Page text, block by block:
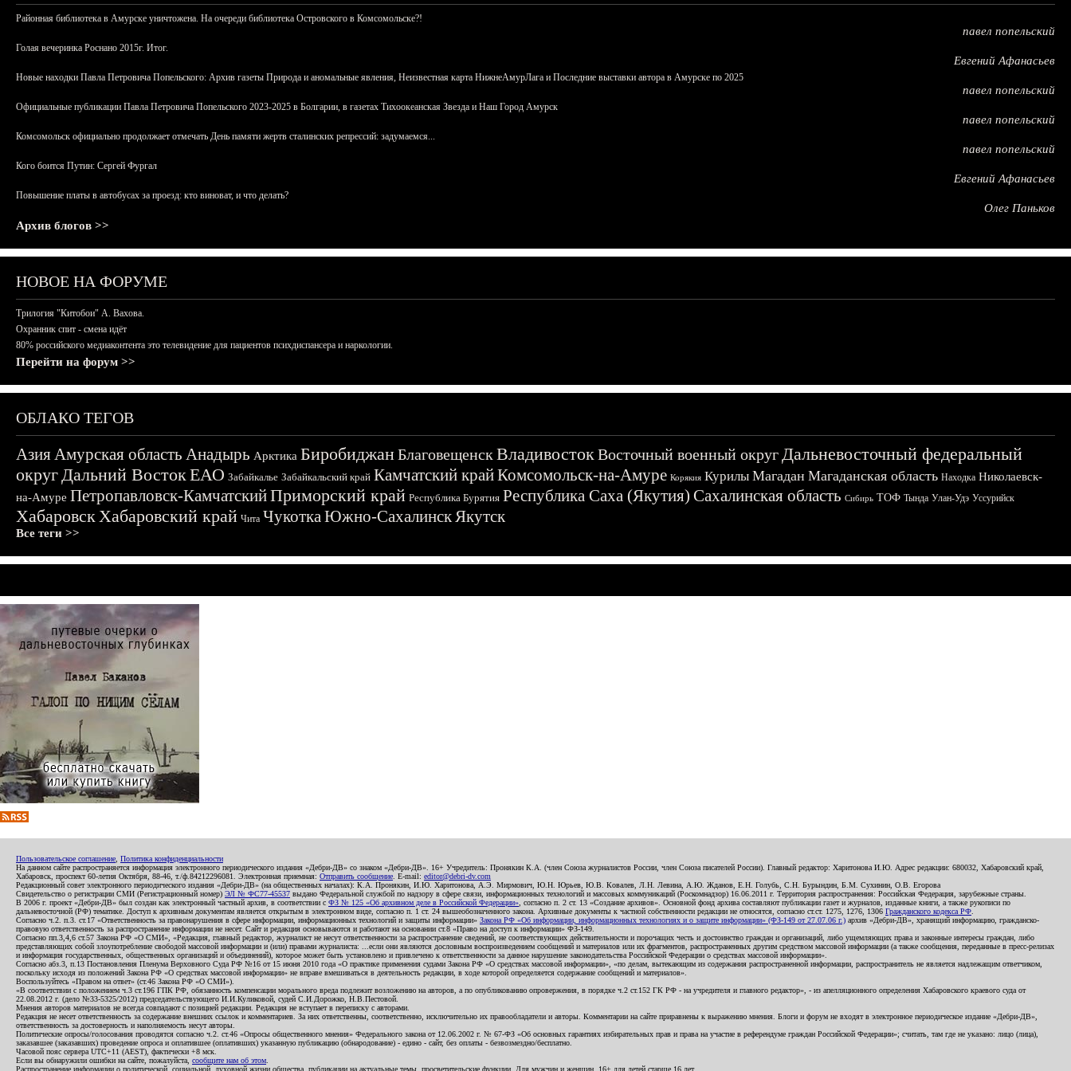
Районная библиотека в Амурске уничтожена. На очереди библиотека Островского в Комсомольске?!
павел попельский
Голая вечеринка Роснано 2015г. Итог.
Евгений Афанасьев
Новые находки Павла Петровича Попельского: Архив газеты Природа и аномальные явления, Неизвестная карта НижнеАмурЛага и Последние выставки автора в Амурске по 2025
павел попельский
Официальные публикации Павла Петровича Попельского 2023-2025 в Болгарии, в газетах Тихоокеанская Звезда и Наш Город Амурск
павел попельский
Комсомольск официально продолжает отмечать День памяти жертв сталинских репрессий: задумаемся...
павел попельский
Кого боится Путин: Сергей Фургал
Евгений Афанасьев
Повышение платы в автобусах за проезд: кто виноват, и что делать?
Олег Паньков
Архив блогов >>
НОВОЕ НА ФОРУМЕ
Трилогия "Китобои" А. Вахова.
Охранник спит - смена идёт
80% российского медиаконтента это телевидение для пациентов психдиспансера и наркологии.
Перейти на форум >>
ОБЛАКО ТЕГОВ
АзияАмурская область Анадырь Арктика БиробиджанБлаговещенскВладивостокВосточный военный округДальневосточный федеральный
округДальний ВостокЕАО Забайкалье Забайкальский край Камчатский крайКомсомольск-на-Амуре Корякия Курилы Магадан Магаданская область Находка Николаевск-
на-Амуре Петропавловск-КамчатскийПриморский край Республика Бурятия Республика Саха (Якутия) Сахалинская область Сибирь ТОФ Тында Улан-Удэ Уссурийск
ХабаровскХабаровский край Чита ЧукоткаЮжно-СахалинскЯкутск
Все теги >>
Пользовательское соглашение Политика конфиденциальности
На данном сайте распространяется информация электронного периодического издания «Дебри-ДВ» со знаком «Дебри-ДВ». 16+ Учредитель: Пронякин К.А. (член Союза журналистов России, член Союза писателей России). Главный редактор: Харитонова И.Ю. Адрес редакции: 680032, Хабаровский край,
Хабаровск, проспект 60-летия Октября, 88-46, т./ф.84212296081. Электронная приемная: Отправить сообщение . E-mail: editor@debri-dv.com
Редакционный совет электронного периодического издания «Дебри-ДВ» (на общественных началах): К.А. Пронякин, И.Ю. Харитонова, А.Э. Мирмович, Ю.Н. Юрьев, Ю.В. Ковалев, Л.Н. Левина, А.Ю. Жданов, Е.Н. Голубь, С.Н. Бурындин, Б.М. Сухинин, О.В. Егорова
Свидетельство о регистрации СМИ (Регистрационный номер) ЭЛ № ФС77-45537 выдано Федеральной службой по надзору в сфере связи, информационных технологий и массовых коммуникаций (Роскомнадзор) 16.06.2011 г. Территория распространения: Российская Федерация, зарубежные страны.
В 2006 г. проект «Дебри-ДВ» был создан как электронный частный архив, в соответствии с ФЗ № 125 «Об архивном деле в Российской Федерации» , согласно п. 2 ст. 13 «Создание архивов». Основной фонд архива составляют публикации газет и журналов, изданные книги, а также рукописи по
дальневосточной (РФ) тематике. Доступ к архивным документам является открытым в электронном виде, согласно п. 1 ст. 24 вышеобозначенного закона. Архивные документы к частной собственности редакции не относятся, согласно ст.ст. 1275, 1276, 1306 Гражданского кодекса РФ
Согласно ч.2. п.3. ст.17 «Ответственность за правонарушения в сфере информации, информационных технологий и защиты информации» Закона РФ «Об информации, информационных технологиях и о защите информации» (ФЗ-149 от 27.07.06 г.) архив «Дебри-ДВ», хранящий информацию, гражданско-
правовую ответственность за распространение информации не несет. Сайт и редакция основываются и работают на основании ст.8 «Право на доступ к информации» ФЗ-149.
Согласно пп.3,4,6 ст.57 Закона РФ «О СМИ», «Редакция, главный редактор, журналист не несут ответственности за распространение сведений, не соответствующих действительности и порочащих честь и достоинство граждан и организаций, либо ущемляющих права и законные интересы граждан, либо
представляющих собой злоупотребление свободой массовой информации и (или) правами журналиста: ...если они являются дословным воспроизведением сообщений и материалов или их фрагментов, распространенных другим средством массовой информации (а также сообщения, переданные в пресс-релизах
и информация государственных, общественных организаций и объединений), которое может быть установлено и привлечено к ответственности за данное нарушение законодательства Российской Федерации о средствах массовой информации».
Согласно абз.3, п.13 Постановления Пленума Верховного Суда РФ №16 от 15 июня 2010 года «О практике применения судами Закона РФ «О средствах массовой информации», «по делам, вытекающим из содержания распространенной информации, распространитель не является надлежащим ответчиком,
поскольку исходя из положений Закона РФ «О средствах массовой информации» не вправе вмешиваться в деятельность редакции, в ходе которой определяется содержание сообщений и материалов».
Воспользуйтесь «Правом на ответ» (ст.46 Закона РФ «О СМИ»).
«В соответствии с положением ч.3 ст.196 ГПК РФ, обязанность компенсации морального вреда подлежит возложению на авторов, а по опубликованию опровержения, в порядке ч.2 ст.152 ГК РФ - на учредителя и главного редактор», - из апелляционного определения Хабаровского краевого суда от
22.08.2012 г. (дело №33-5325/2012) председательствующего И.И.Куликовой, судей С.И.Дорожко, Н.В.Пестовой.
Мнения авторов материалов не всегда совпадают с позицией редакции. Редакция не вступает в переписку с авторами.
Редакция не несет ответственность за содержание внешних ссылок и комментариев. За них ответственны, соответственно, исключительно их правообладатели и авторы. Комментарии на сайте приравнены к выражению мнения. Блоги и форум не входят в электронное периодическое издание «Дебри-ДВ»,
ответственность за достоверность и наполняемость несут авторы.
Политические опросы/голосования проводятся согласно ч.2. ст.46 «Опросы общественного мнения» Федерального закона от 12.06.2002 г. № 67-ФЗ «Об основных гарантиях избирательных прав и права на участие в референдуме граждан Российской Федерации»; считать, там где не указано: лицо (лица),
заказавшее (заказавших) проведение опроса и оплатившее (оплативших) указанную публикацию (обнародование) - едино - сайт, без оплаты - безвозмездно/бесплатно.
Часовой пояс сервера UTC+11 (AEST), фактически +8 мск.
Если вы обнаружили ошибки на сайте, пожалуйста, сообщите нам об этом
Распространение информации о политической, социальной, духовной жизни общества, публикации на актуальные темы, просветительские функции. Для мужчин и женщин. 16+ для детей старше 16 лет.